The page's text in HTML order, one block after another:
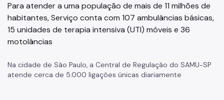
Atenção Especializada
Atenção Hospitalar
Biblioteca de Saúde
Para atender a uma população de mais de 11 milhões de
habitantes, Serviço conta com 107 ambulâncias básicas,
15 unidades de terapia intensiva (UTI) móveis e 36
motolâncias
Na cidade de São Paulo, a Central de Regulação do SAMU-SP
atende cerca de 5.000 ligações únicas diariamente